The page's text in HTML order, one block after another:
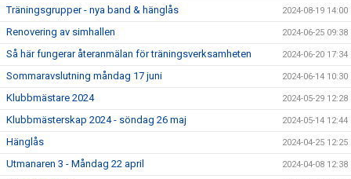
Träningsgrupper - nya band & hänglås 2024-08-19 14:00
Renovering av simhallen 2024-06-25 09:38
Så här fungerar återanmälan för träningsverksamheten 2024-06-20 17:34
Sommaravslutning måndag 17 juni 2024-06-14 10:30
Klubbmästare 2024 2024-05-29 12:28
Klubbmästerskap 2024 - söndag 26 maj 2024-05-14 12:44
Hänglås 2024-04-25 12:25
Utmanaren 3 - Måndag 22 april 2024-04-08 12:38